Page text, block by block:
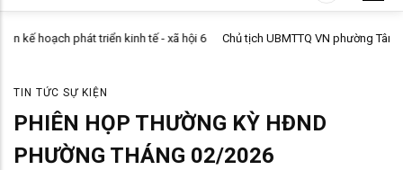
6
Chủ tịch UBMTTQ VN phường Tân Châu thăm, tặng quà gia đình chính
TIN TỨC SỰ KIỆN
PHIÊN HỌP THƯỜNG KỲ HĐND
PHƯỜNG THÁNG 02/2026